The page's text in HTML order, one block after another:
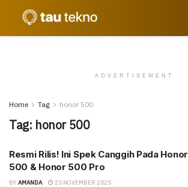
ADVERTISEMENT
Home Tag honor 500
Tag: honor 500
Resmi Rilis! Ini Spek Canggih Pada Honor
500 & Honor 500 Pro
BY AMANDA 25 NOVEMBER 2025